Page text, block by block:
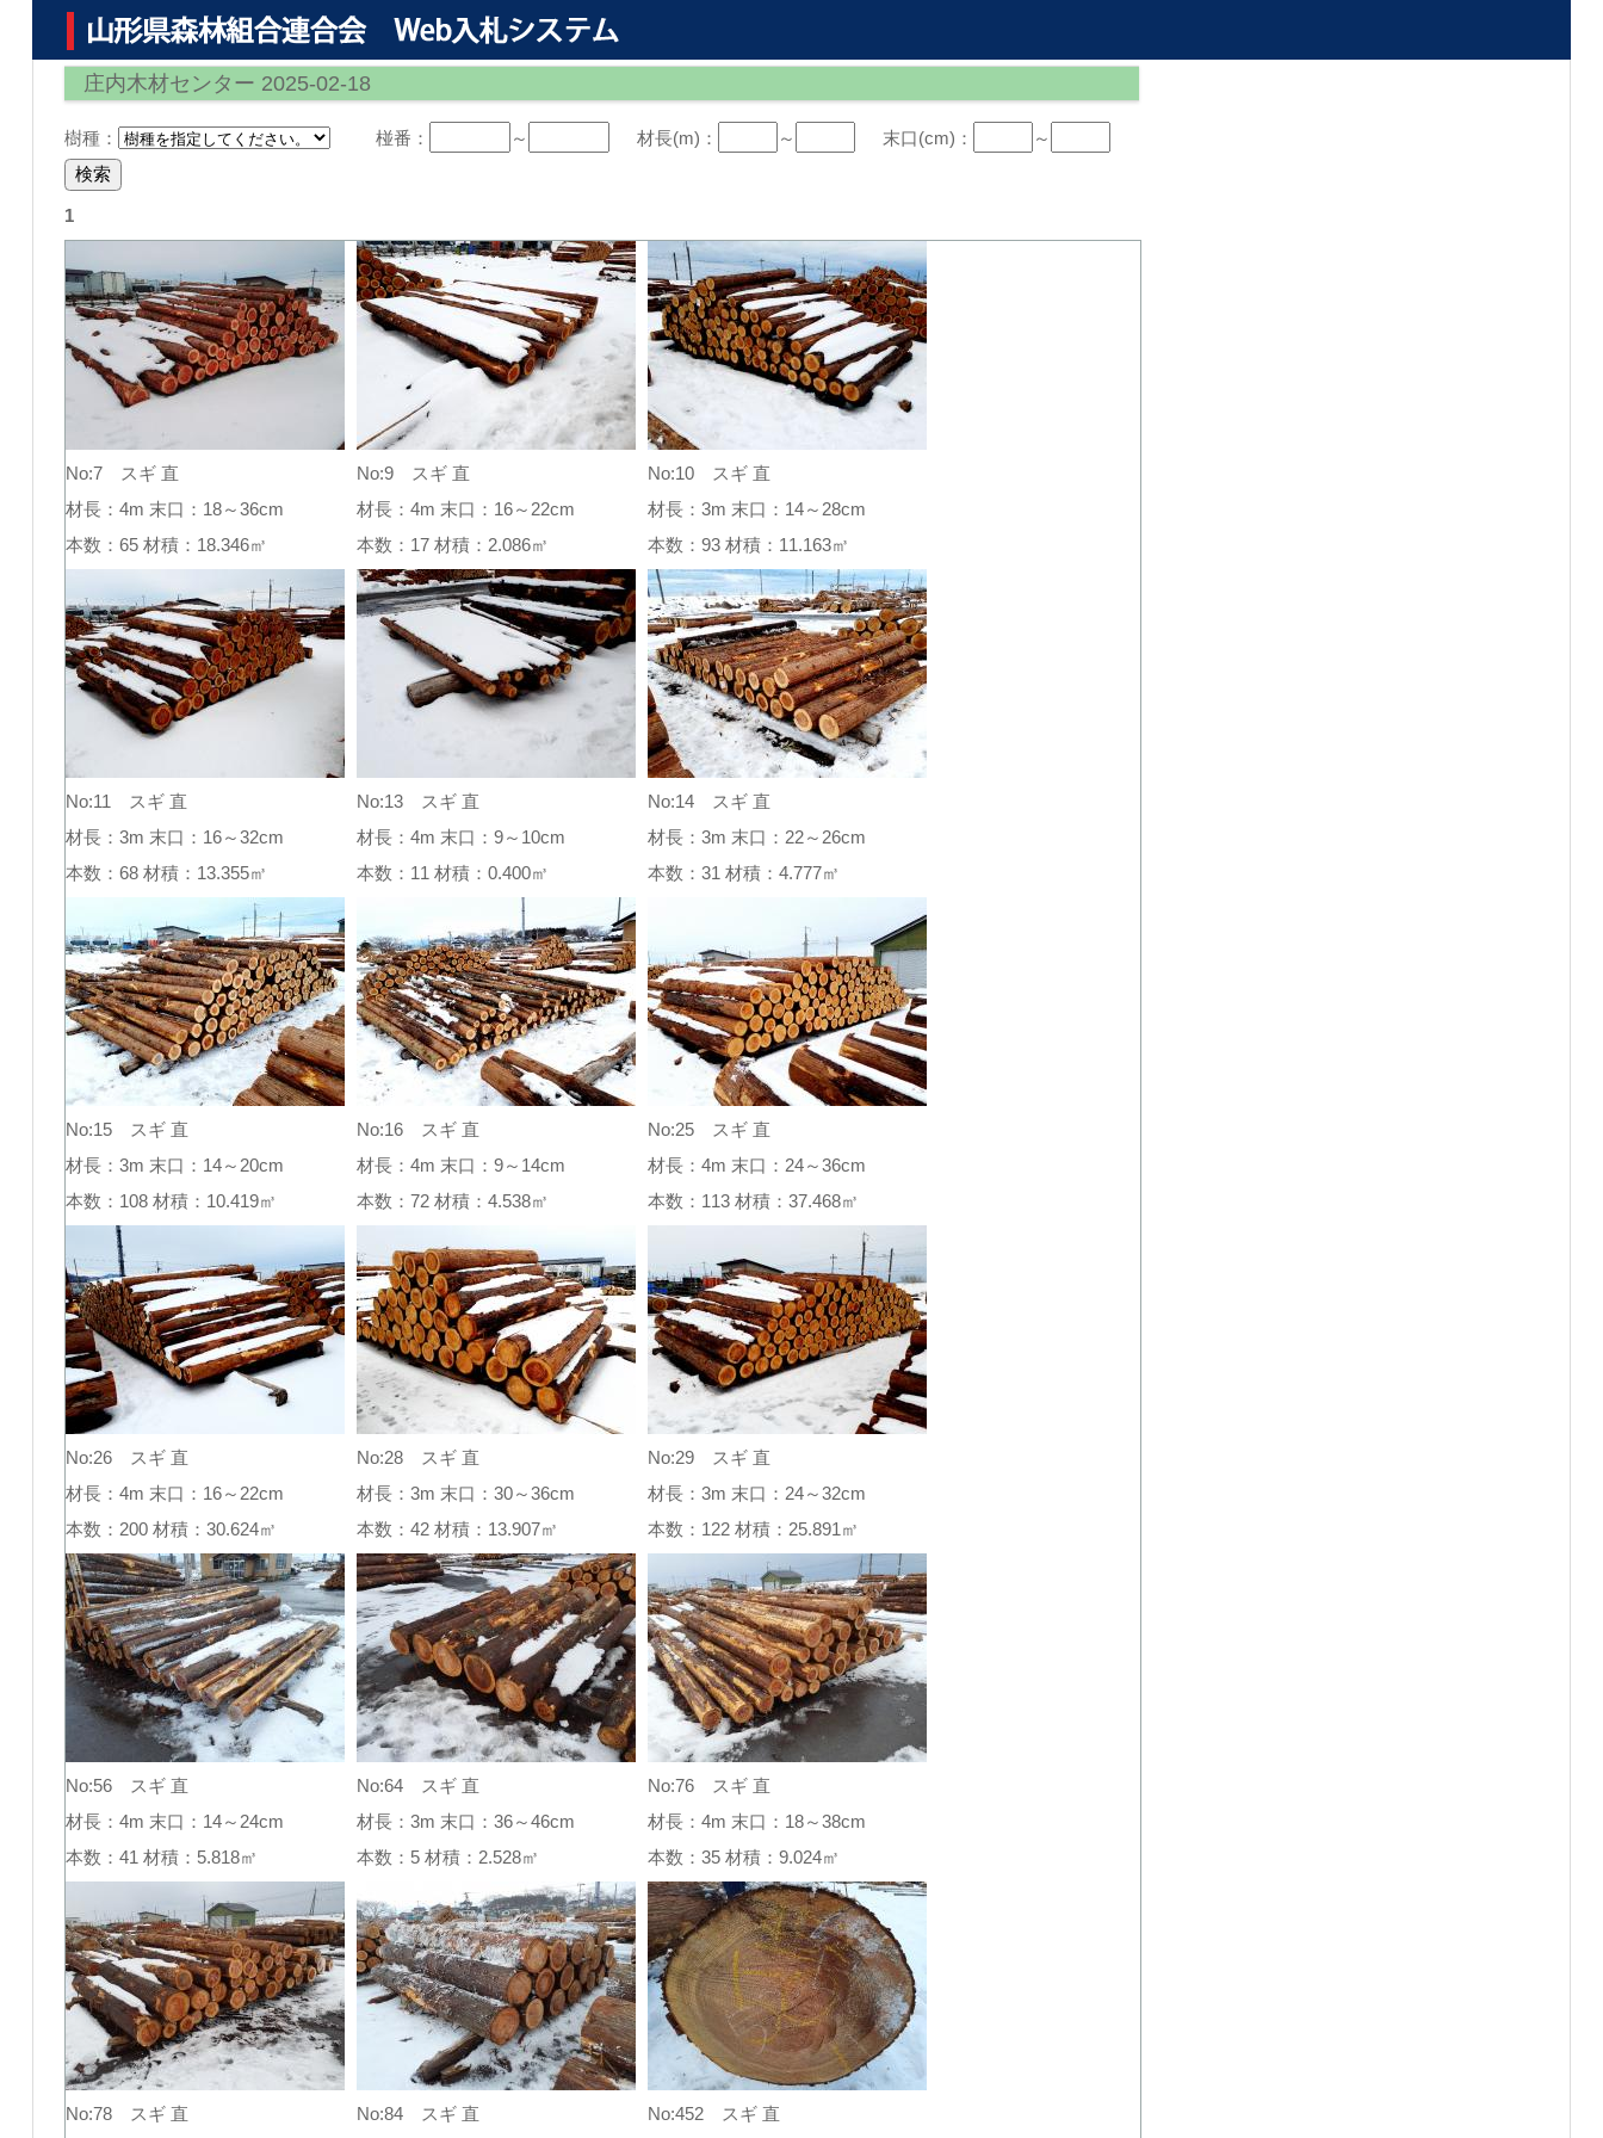
庄内木材センター 2025-02-18
樹種： 椪番： ～ 材長(m)： ～ 末口(cm)： ～
1
No:7 スギ 直
材長：4m 末口：18～36cm
本数：65 材積：18.346㎥
No:9 スギ 直
材長：4m 末口：16～22cm
本数：17 材積：2.086㎥
No:10 スギ 直
材長：3m 末口：14～28cm
本数：93 材積：11.163㎥
No:11 スギ 直
材長：3m 末口：16～32cm
本数：68 材積：13.355㎥
No:13 スギ 直
材長：4m 末口：9～10cm
本数：11 材積：0.400㎥
No:14 スギ 直
材長：3m 末口：22～26cm
本数：31 材積：4.777㎥
No:15 スギ 直
材長：3m 末口：14～20cm
本数：108 材積：10.419㎥
No:16 スギ 直
材長：4m 末口：9～14cm
本数：72 材積：4.538㎥
No:25 スギ 直
材長：4m 末口：24～36cm
本数：113 材積：37.468㎥
No:26 スギ 直
材長：4m 末口：16～22cm
本数：200 材積：30.624㎥
No:28 スギ 直
材長：3m 末口：30～36cm
本数：42 材積：13.907㎥
No:29 スギ 直
材長：3m 末口：24～32cm
本数：122 材積：25.891㎥
No:56 スギ 直
材長：4m 末口：14～24cm
本数：41 材積：5.818㎥
No:64 スギ 直
材長：3m 末口：36～46cm
本数：5 材積：2.528㎥
No:76 スギ 直
材長：4m 末口：18～38cm
本数：35 材積：9.024㎥
No:78 スギ 直 No:84 スギ 直 No:452 スギ 直